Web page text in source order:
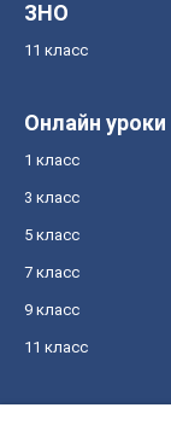
ЗНО
11 класс
Онлайн уроки
1 класс
3 класс
5 класс
7 класс
9 класс
11 класс